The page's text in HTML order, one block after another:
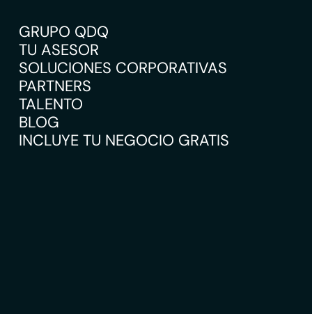
GRUPO QDQ
TU ASESOR
SOLUCIONES CORPORATIVAS
PARTNERS
TALENTO
BLOG
INCLUYE TU NEGOCIO GRATIS